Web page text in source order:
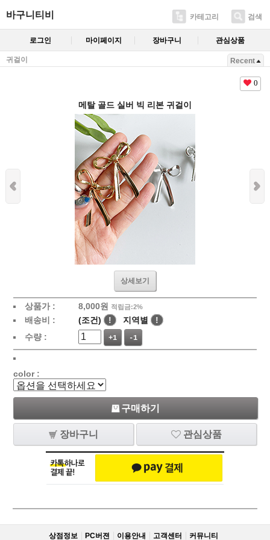
바구니티비 카테고리 검색
로그인 마이페이지 장바구니 관심상품
귀걸이 Recent
0
메탈 골드 실버 빅 리본 귀걸이
상세보기
상품가 : 8,000원 적립금:2%
배송비 : (조건) ! 지역별
!
수량 :
+1 -1
color :
구매하기
장바구니 관심상품
상점정보 PC버젼 이용안내 고객센터 커뮤니티